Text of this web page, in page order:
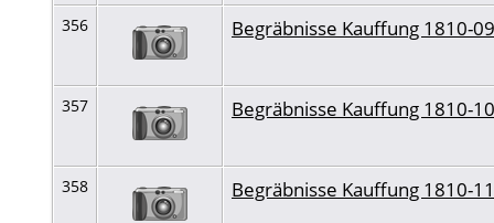
356 Begräbnisse Kauffung 1810-09
357 Begräbnisse Kauffung 1810-10
358 Begräbnisse Kauffung 1810-11